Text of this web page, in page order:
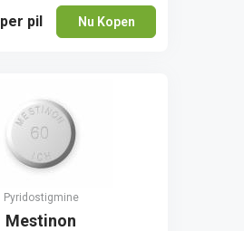
per pil Nu Kopen
Pyridostigmine
Mestinon